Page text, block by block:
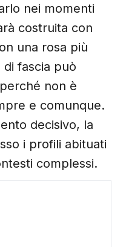
nei momenti
costruita con
una rosa più
fascia può
non è
e comunque.
decisivo, la
i profili abituati
complessi.